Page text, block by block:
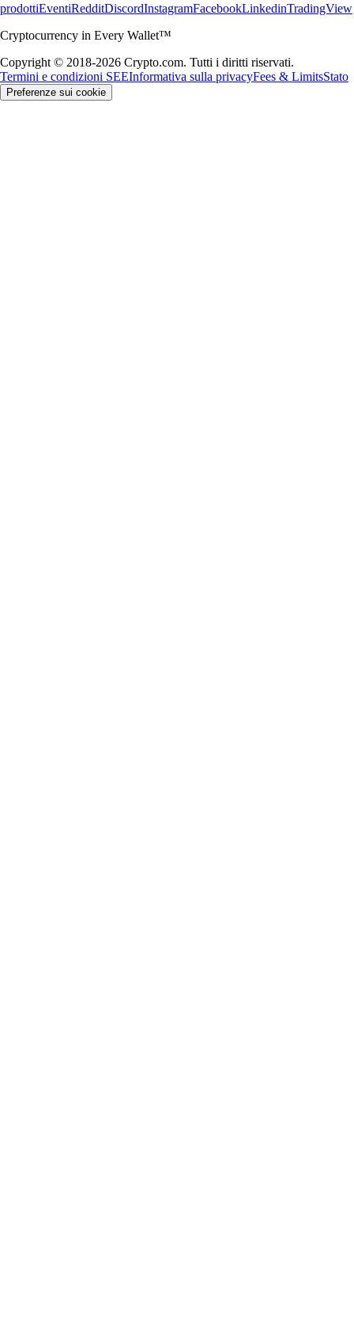
prodottiEventiRedditDiscordInstagramFacebookLinkedinTradingView
Cryptocurrency in Every Wallet™
Copyright © 2018-2026 Crypto.com. Tutti i diritti riservati.
Termini e condizioni SEEInformativa sulla privacyFees & LimitsStato
Preferenze sui cookie